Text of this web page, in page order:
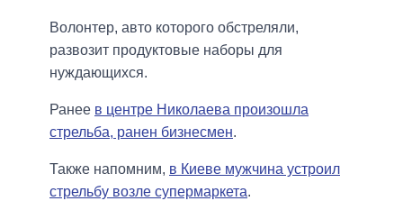
Волонтер, авто которого обстреляли,
развозит продуктовые наборы для
нуждающихся.
Ранее в центре Николаева произошла
стрельба, ранен бизнесмен.
Также напомним, в Киеве мужчина устроил
стрельбу возле супермаркета.